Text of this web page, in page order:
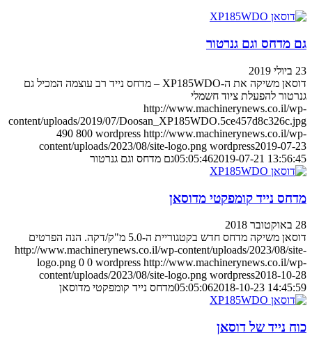
גם מדחס וגם גנרטור
23 ביולי 2019
דוסאן משיקה את ה-XP185WDO – מדחס נייד רב עוצמה המכיל גם
גנרטור להפעלת ציוד חשמלי
http://www.machinerynews.co.il/wp-
content/uploads/2019/07/Doosan_XP185WDO.5ce457d8c326c.jpg
490 800 wordpress http://www.machinerynews.co.il/wp-
content/uploads/2023/08/site-logo.png wordpress2019-07-23
05:05:462019-07-21 13:56:45 גם מדחס וגם גנרטור
מדחס נייד קומפקטי מדוסאן
28 באוקטובר 2018
דוסאן משיקה מדחס חדש בקטגוריית ה-5.0 מ"ק/דקה. הנה הפרטים
http://www.machinerynews.co.il/wp-content/uploads/2023/08/site-
logo.png 0 0 wordpress http://www.machinerynews.co.il/wp-
content/uploads/2023/08/site-logo.png wordpress2018-10-28
05:05:062018-10-23 14:45:59 מדחס נייד קומפקטי מדוסאן
כוח נייד של דוסאן